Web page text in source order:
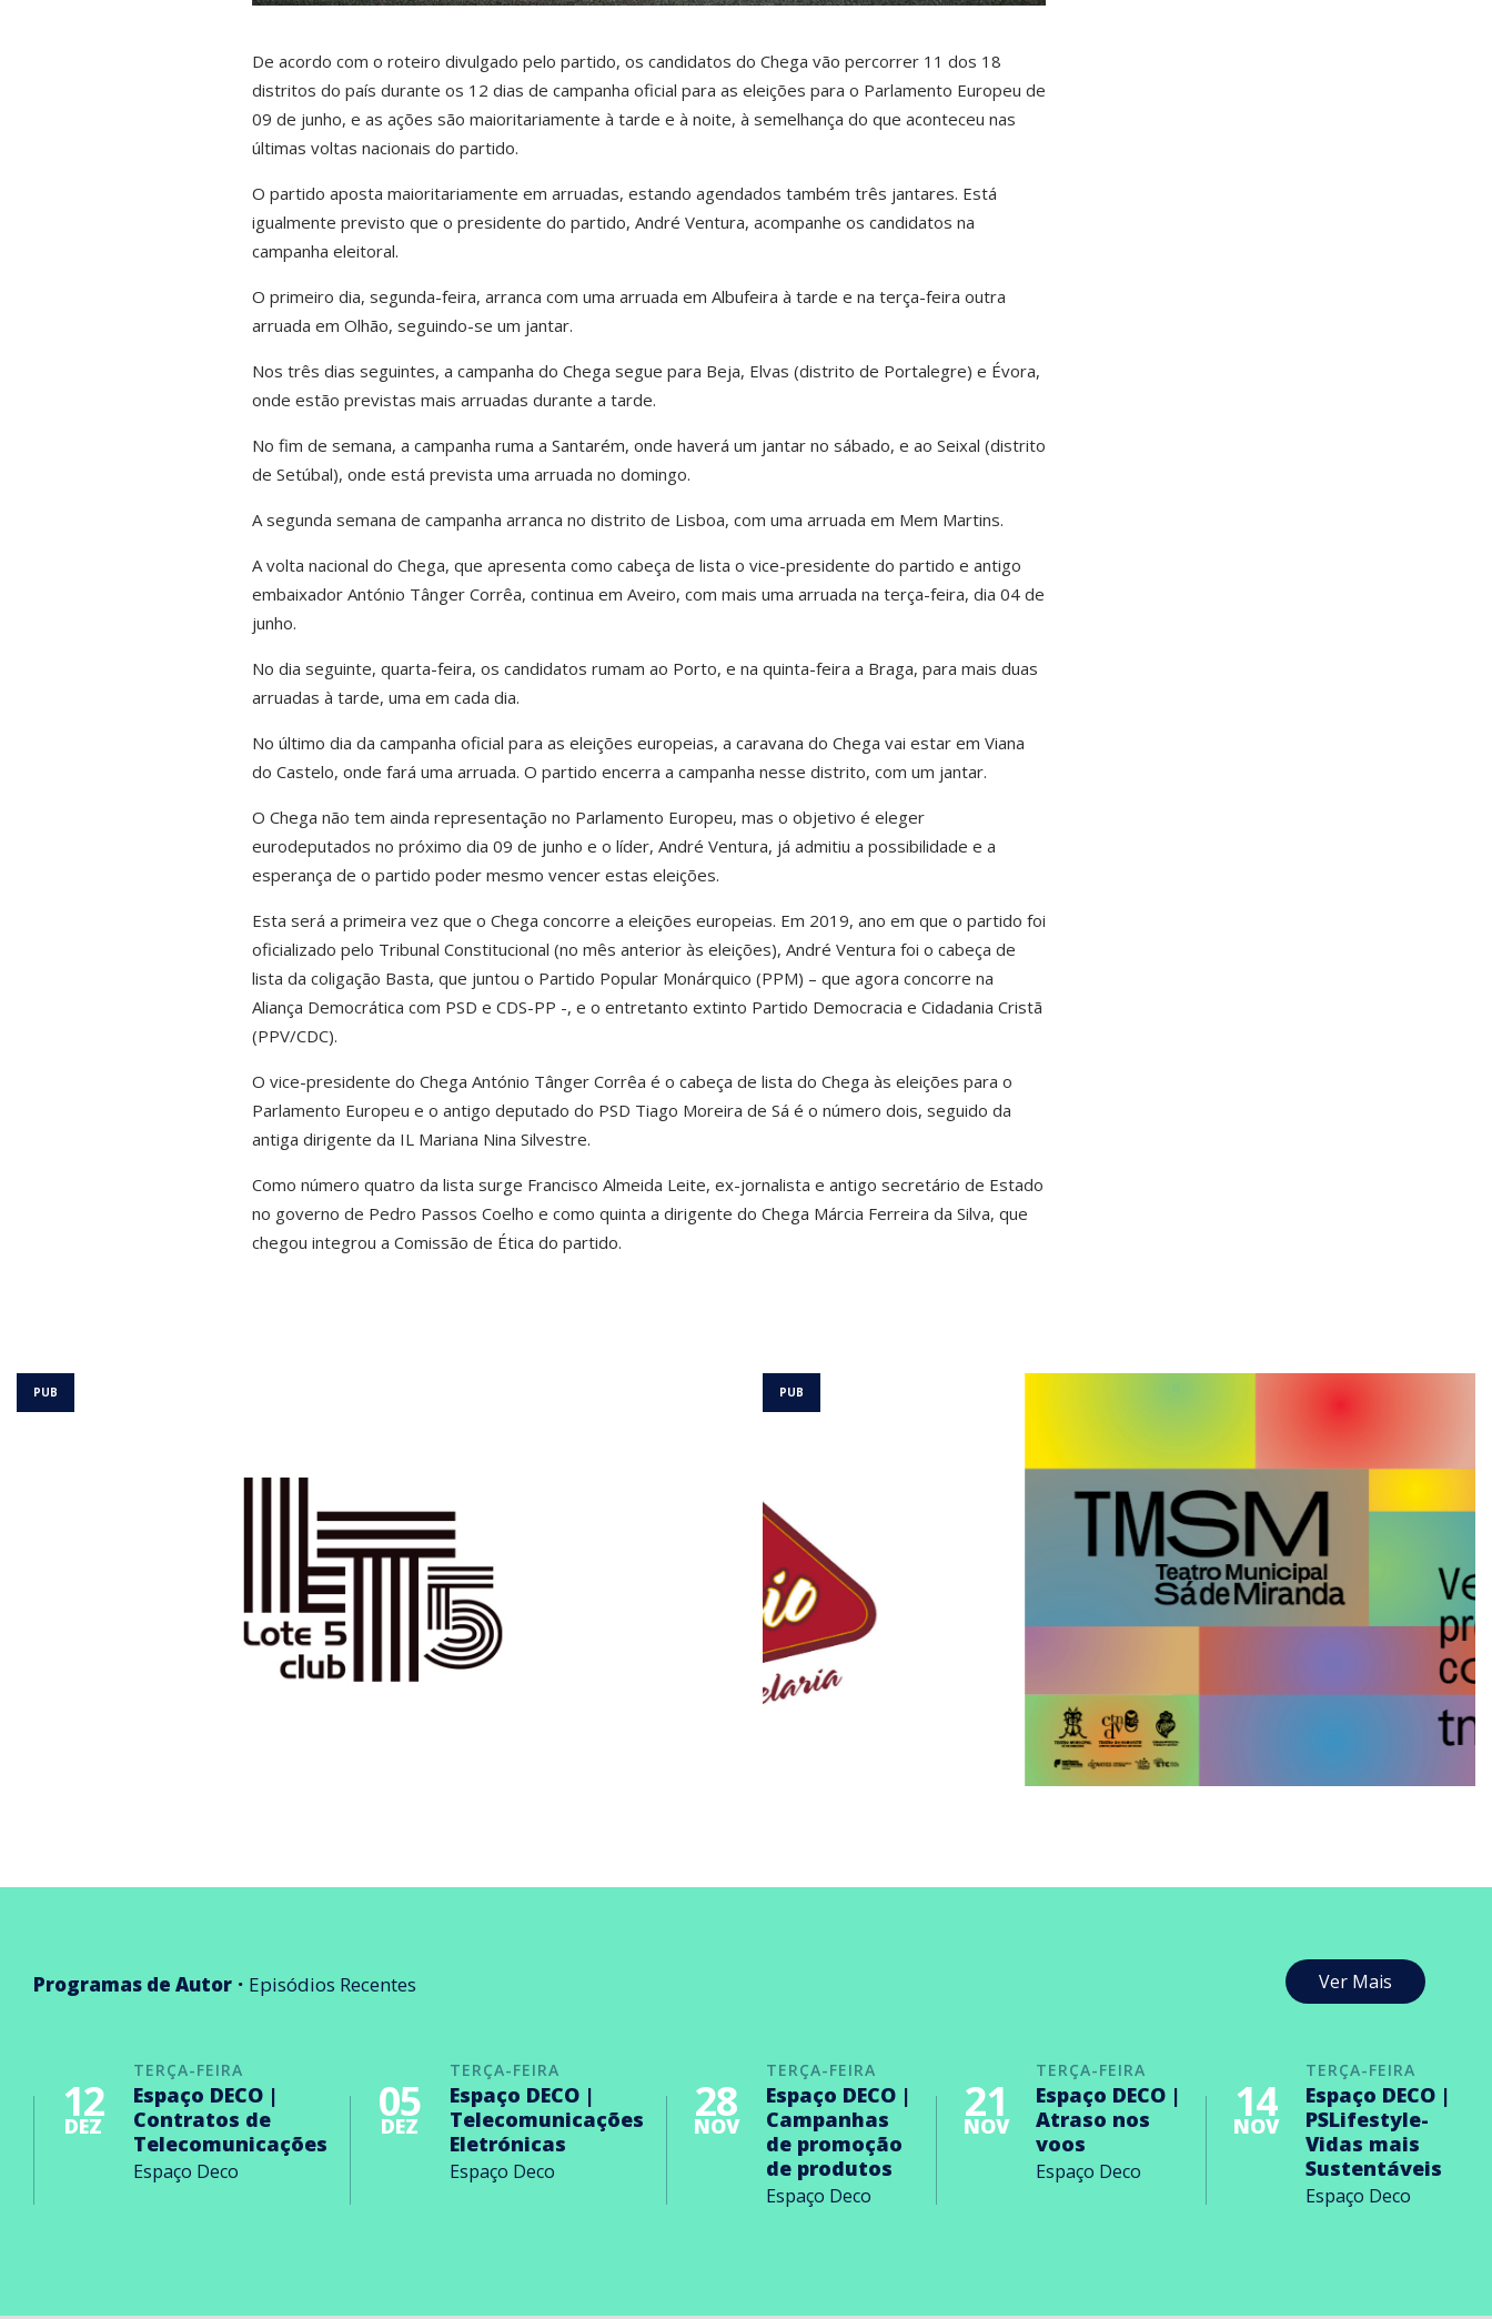
De acordo com o roteiro divulgado pelo partido, os candidatos do Chega vão percorrer 11 dos 18
distritos do país durante os 12 dias de campanha oficial para as eleições para o Parlamento Europeu de
09 de junho, e as ações são maioritariamente à tarde e à noite, à semelhança do que aconteceu nas
últimas voltas nacionais do partido.
O partido aposta maioritariamente em arruadas, estando agendados também três jantares. Está
igualmente previsto que o presidente do partido, André Ventura, acompanhe os candidatos na
campanha eleitoral.
O primeiro dia, segunda-feira, arranca com uma arruada em Albufeira à tarde e na terça-feira outra
arruada em Olhão, seguindo-se um jantar.
Nos três dias seguintes, a campanha do Chega segue para Beja, Elvas (distrito de Portalegre) e Évora,
onde estão previstas mais arruadas durante a tarde.
No fim de semana, a campanha ruma a Santarém, onde haverá um jantar no sábado, e ao Seixal (distrito
de Setúbal), onde está prevista uma arruada no domingo.
A segunda semana de campanha arranca no distrito de Lisboa, com uma arruada em Mem Martins.
A volta nacional do Chega, que apresenta como cabeça de lista o vice-presidente do partido e antigo
embaixador António Tânger Corrêa, continua em Aveiro, com mais uma arruada na terça-feira, dia 04 de
junho.
No dia seguinte, quarta-feira, os candidatos rumam ao Porto, e na quinta-feira a Braga, para mais duas
arruadas à tarde, uma em cada dia.
No último dia da campanha oficial para as eleições europeias, a caravana do Chega vai estar em Viana
do Castelo, onde fará uma arruada. O partido encerra a campanha nesse distrito, com um jantar.
O Chega não tem ainda representação no Parlamento Europeu, mas o objetivo é eleger
eurodeputados no próximo dia 09 de junho e o líder, André Ventura, já admitiu a possibilidade e a
esperança de o partido poder mesmo vencer estas eleições.
Esta será a primeira vez que o Chega concorre a eleições europeias. Em 2019, ano em que o partido foi
oficializado pelo Tribunal Constitucional (no mês anterior às eleições), André Ventura foi o cabeça de
lista da coligação Basta, que juntou o Partido Popular Monárquico (PPM) – que agora concorre na
Aliança Democrática com PSD e CDS-PP -, e o entretanto extinto Partido Democracia e Cidadania Cristã
(PPV/CDC).
O vice-presidente do Chega António Tânger Corrêa é o cabeça de lista do Chega às eleições para o
Parlamento Europeu e o antigo deputado do PSD Tiago Moreira de Sá é o número dois, seguido da
antiga dirigente da IL Mariana Nina Silvestre.
Como número quatro da lista surge Francisco Almeida Leite, ex-jornalista e antigo secretário de Estado
no governo de Pedro Passos Coelho e como quinta a dirigente do Chega Márcia Ferreira da Silva, que
chegou integrou a Comissão de Ética do partido.
Programas de Autor Episódios Recentes Ver Mais
TERÇA-FEIRA
12
DEZ
Espaço DECO |
Contratos de
Telecomunicações
Espaço Deco
TERÇA-FEIRA
05
DEZ
Espaço DECO |
Telecomunicações
Eletrónicas
Espaço Deco
TERÇA-FEIRA
28
NOV
Espaço DECO |
Campanhas
de promoção
de produtos
Espaço Deco
TERÇA-FEIRA
21
NOV
Espaço DECO |
Atraso nos
voos
Espaço Deco
TERÇA-FEIRA
14
NOV
Espaço DECO |
PSLifestyle-
Vidas mais
Sustentáveis
Espaço Deco